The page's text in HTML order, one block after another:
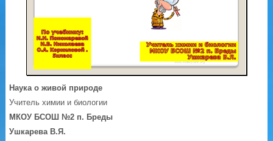
Наука о живой природе
Учитель химии и биологии
МКОУ БСОШ №2 п. Бреды
Ушкарева В.Я.